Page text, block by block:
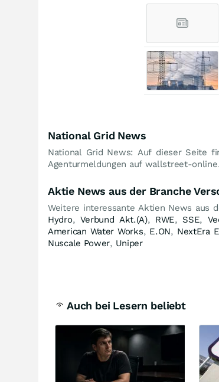
National Grid News
National Grid News: Auf dieser Seite
Agenturmeldungen auf wallstreet-
Aktie News aus der Branche
Weitere interessante Aktien News aus
Hydro, Verbund Akt.(A), RWE, SSE,
American Water Works, E.ON, NextEra
Nuscale Power, Uniper
Auch bei Lesern beliebt